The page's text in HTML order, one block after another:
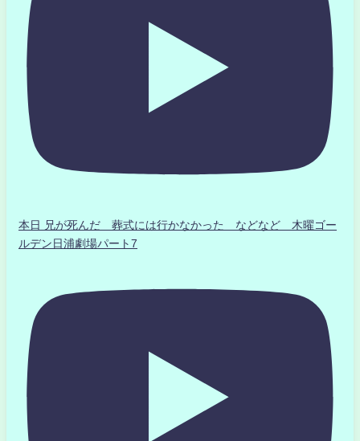
本日 兄が死んだ 葬式には行かなかった などなど 木曜ゴー
ルデン日浦劇場パート7